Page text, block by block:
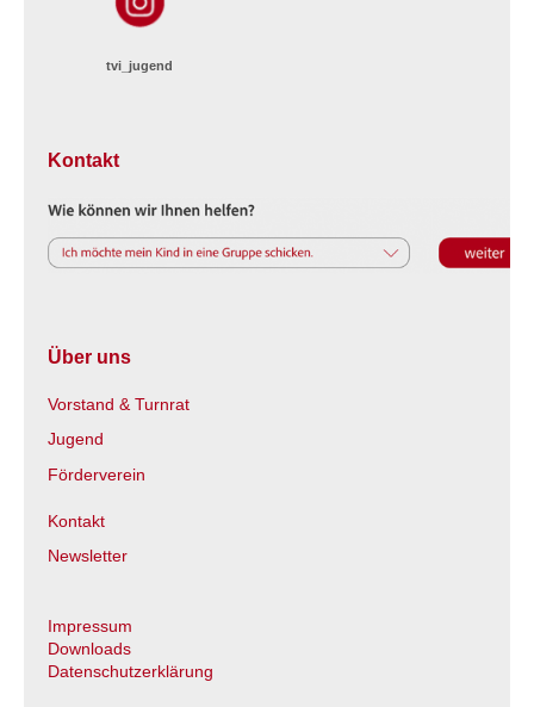
tvi_jugend
Kontakt
Über uns
Vorstand & Turnrat
Jugend
Förderverein
Kontakt
Newsletter
Impressum
Downloads
Datenschutzerklärung